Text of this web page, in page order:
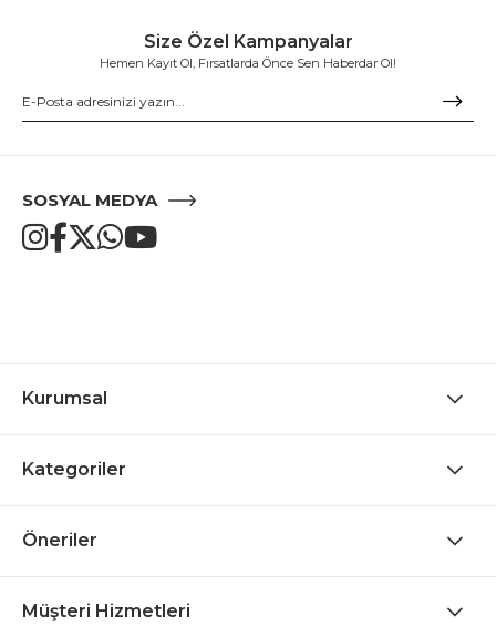
Size Özel Kampanyalar
Hemen Kayıt Ol, Fırsatlarda Önce Sen Haberdar Ol!
SOSYAL MEDYA
Kurumsal
Kategoriler
Öneriler
Müşteri Hizmetleri